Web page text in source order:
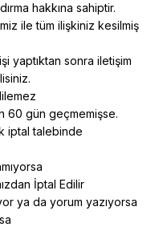
hakkına sahiptir.
ile tüm ilişkiniz kesilmiş
yaptıktan sonra iletişim
60 gün geçmemişse.
iptal talebinde
İptal Edilir
ya da yorum yazıyorsa